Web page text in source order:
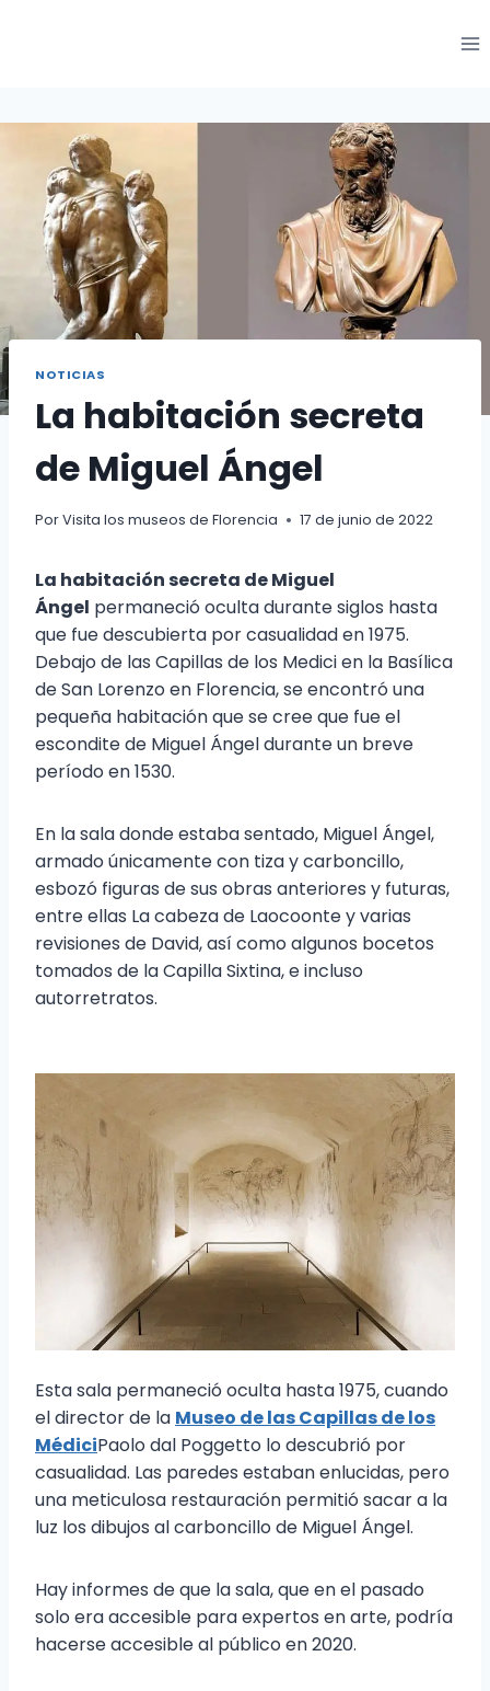
NOTICIAS
La habitación secreta
de Miguel Ángel
PorVisita los museos de Florencia 17 de junio de 2022
La habitación secreta de Miguel
Ángel permaneció oculta durante siglos hasta
que fue descubierta por casualidad en 1975.
Debajo de las Capillas de los Medici en la Basílica
de San Lorenzo en Florencia, se encontró una
pequeña habitación que se cree que fue el
escondite de Miguel Ángel durante un breve
período en 1530.
En la sala donde estaba sentado, Miguel Ángel,
armado únicamente con tiza y carboncillo,
esbozó figuras de sus obras anteriores y futuras,
entre ellas La cabeza de Laocoonte y varias
revisiones de David, así como algunos bocetos
tomados de la Capilla Sixtina, e incluso
autorretratos.
Esta sala permaneció oculta hasta 1975, cuando
el director de la Museo de las Capillas de los
MédiciPaolo dal Poggetto lo descubrió por
casualidad. Las paredes estaban enlucidas, pero
una meticulosa restauración permitió sacar a la
luz los dibujos al carboncillo de Miguel Ángel.
Hay informes de que la sala, que en el pasado
solo era accesible para expertos en arte, podría
hacerse accesible al público en 2020.